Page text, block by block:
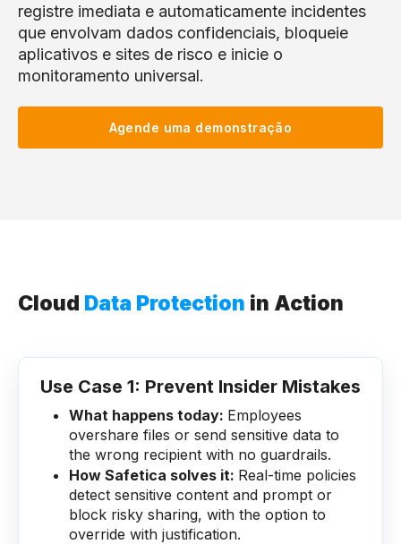
registre imediata e automaticamente incidentes
que envolvam dados confidenciais, bloqueie
aplicativos e sites de risco e inicie o
monitoramento universal.
Agende uma demonstração
Cloud Data Protection in Action
Use Case 1: Prevent Insider Mistakes
What happens today: Employees
overshare files or send sensitive data to
the wrong recipient with no guardrails.
How Safetica solves it: Real-time policies
detect sensitive content and prompt or
block risky sharing, with the option to
override with justification.